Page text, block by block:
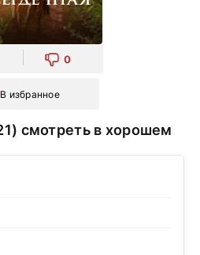
0
В избранное